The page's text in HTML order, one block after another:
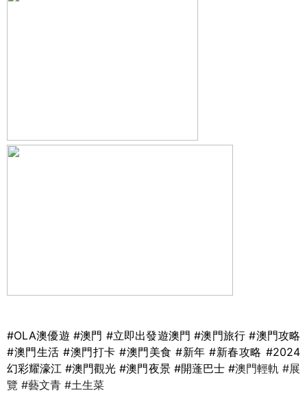
#OLA澳優遊 #澳門 #立即出發遊澳門#澳門旅行 #澳門攻略
#澳門生活 #澳門打卡#澳門美食#新年#新春攻略 #2024
幻彩耀濠江#澳門觀光 #澳門夜景#開蓬巴士#澳門輕軌 #展
覽 #藝文青 #土生菜